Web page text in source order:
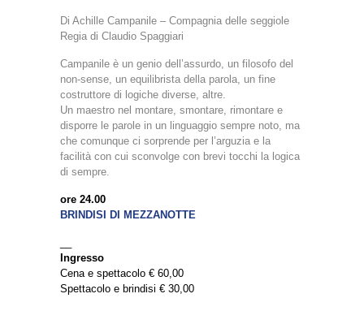
Di Achille Campanile – Compagnia delle seggiole
Regia di Claudio Spaggiari
Campanile è un genio dell’assurdo, un filosofo del
non-sense, un equilibrista della parola, un fine
costruttore di logiche diverse, altre.
Un maestro nel montare, smontare, rimontare e
disporre le parole in un linguaggio sempre noto, ma
che comunque ci sorprende per l’arguzia e la
facilità con cui sconvolge con brevi tocchi la logica
di sempre.
ore 24.00
BRINDISI DI MEZZANOTTE
Ingresso
Cena e spettacolo € 60,00
Spettacolo e brindisi € 30,00